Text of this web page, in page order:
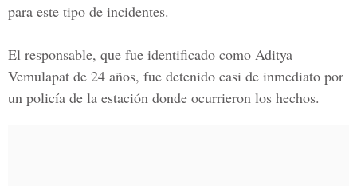
para este tipo de incidentes.
El responsable, que fue identificado como Aditya
Vemulapat de 24 años, fue detenido casi de inmediato por
un policía de la estación donde ocurrieron los hechos.